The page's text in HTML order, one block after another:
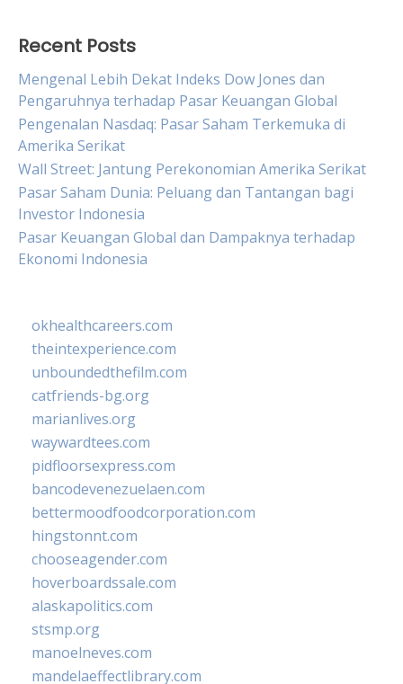
Recent Posts
Mengenal Lebih Dekat Indeks Dow Jones dan
Pengaruhnya terhadap Pasar Keuangan Global
Pengenalan Nasdaq: Pasar Saham Terkemuka di
Amerika Serikat
Wall Street: Jantung Perekonomian Amerika Serikat
Pasar Saham Dunia: Peluang dan Tantangan bagi
Investor Indonesia
Pasar Keuangan Global dan Dampaknya terhadap
Ekonomi Indonesia
okhealthcareers.com
theintexperience.com
unboundedthefilm.com
catfriends-bg.org
marianlives.org
waywardtees.com
pidfloorsexpress.com
bancodevenezuelaen.com
bettermoodfoodcorporation.com
hingstonnt.com
chooseagender.com
hoverboardssale.com
alaskapolitics.com
stsmp.org
manoelneves.com
mandelaeffectlibrary.com